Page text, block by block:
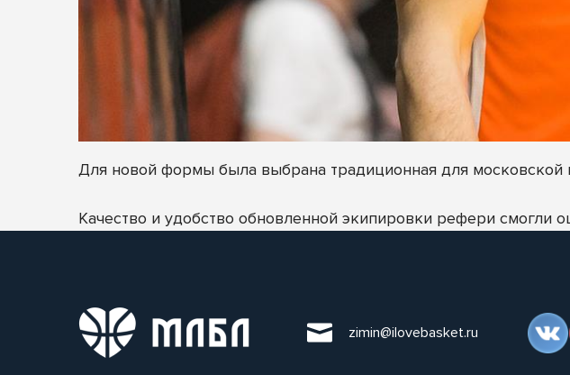
Для новой формы была выбрана традиционная для
Качество и удобство обновленной экипировки рефери
zimin@ilovebasket.ru